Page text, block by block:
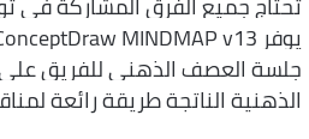
جلسة العصف الذهني للفريق على
الذهنية الناتجة طريقة رائعة